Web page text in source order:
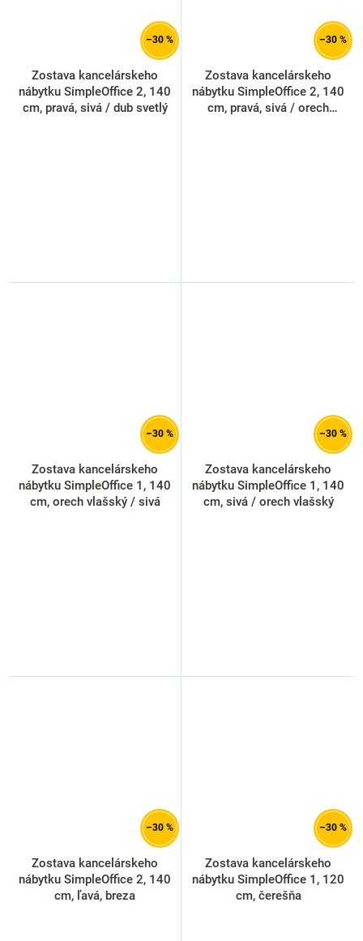
–30 %
Zostava kancelárskeho
nábytku SimpleOffice 2, 140
cm, pravá, sivá / dub svetlý
–30 %
Zostava kancelárskeho
nábytku SimpleOffice 2, 140
cm, pravá, sivá / orech
–30 %
Zostava kancelárskeho
nábytku SimpleOffice 1, 140
cm, orech vlašský / sivá
–30 %
Zostava kancelárskeho
nábytku SimpleOffice 1, 140
cm, sivá / orech vlašský
–30 %
Zostava kancelárskeho
nábytku SimpleOffice 2, 140
cm, ľavá, breza
–30 %
Zostava kancelárskeho
nábytku SimpleOffice 1, 120
cm, čerešňa